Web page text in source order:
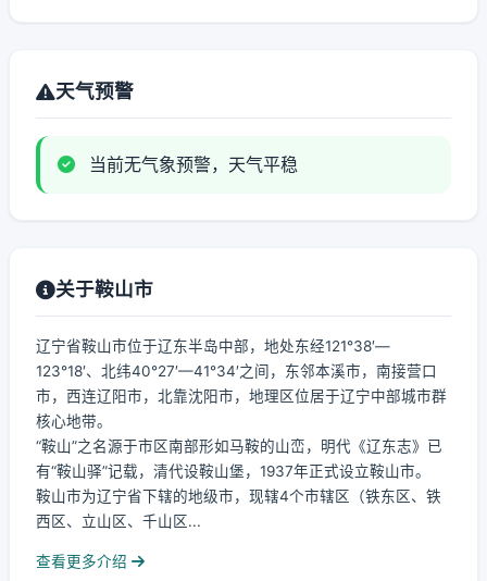
天气预警
当前无气象预警，天气平稳
关于鞍山市
辽宁省鞍山市位于辽东半岛中部，地处东经121°38′—
123°18′、北纬40°27′—41°34′之间，东邻本溪市，南接营口
市，西连辽阳市，北靠沈阳市，地理区位居于辽宁中部城市群
核心地带。
“鞍山”之名源于市区南部形如马鞍的山峦，明代《辽东志》已
有“鞍山驿”记载，清代设鞍山堡，1937年正式设立鞍山市。
鞍山市为辽宁省下辖的地级市，现辖4个市辖区（铁东区、铁
西区、立山区、千山区...
查看更多介绍